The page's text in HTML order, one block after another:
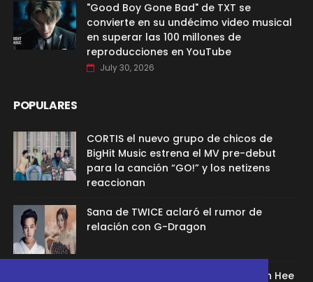
"Good Boy Gone Bad" de TXT se
convierte en su undécimo video musical
en superar las 100 millones de
reproducciones en YouTube
July 30, 2026
POPULARES
CORTIS el nuevo grupo de chicos de
BigHit Music estrena el MV pre-debut
para la canción “GO!” y los netizens
reaccionan
Sana de TWICE aclaró el rumor de
relación con G-Dragon
Ex aprendíz de ADOR afirmó que Min Hee